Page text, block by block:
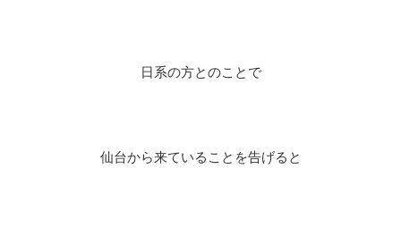
日系の方とのことで
仙台から来ていることを告げると